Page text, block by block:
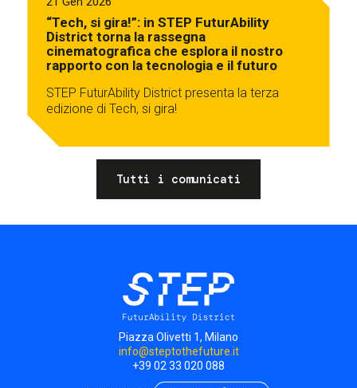
“Tech, si gira!”: in STEP FuturAbility
District torna la rassegna
cinematografica che esplora il nostro
rapporto con la tecnologia e il futuro
STEP FuturAbility District presenta la terza
edizione di Tech, si gira!
Tutti i comunicati
Piazza Olivetti 1, Milano
info@steptothefuture.it
+39 02 33 020 088